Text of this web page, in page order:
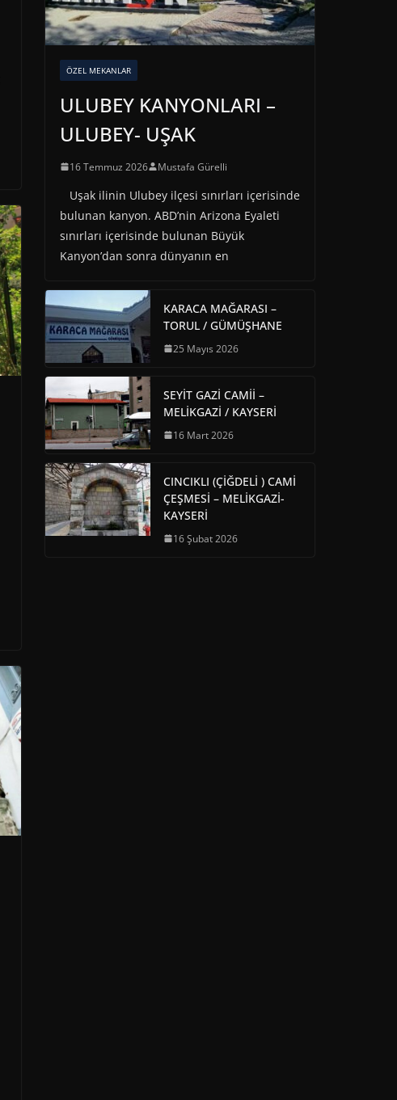
ÖZEL MEKANLAR
ULUBEY KANYONLARI –
ULUBEY- UŞAK
16 Temmuz 2026 Mustafa Gürelli
Uşak ilinin Ulubey ilçesi sınırları içerisinde
bulunan kanyon. ABD’nin Arizona Eyaleti
sınırları içerisinde bulunan Büyük
Kanyon’dan sonra dünyanın en
KARACA MAĞARASI –
TORUL / GÜMÜŞHANE
25 Mayıs 2026
SEYİT GAZİ CAMİİ –
MELİKGAZİ / KAYSERİ
16 Mart 2026
CINCIKLI (ÇİĞDELİ ) CAMİ
ÇEŞMESİ – MELİKGAZİ-
KAYSERİ
16 Şubat 2026